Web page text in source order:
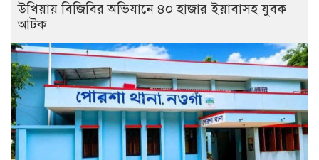
উখিয়ায় বিজিবির অভিযানে ৪০ হাজার ইয়াবাসহ যুবক
আটক